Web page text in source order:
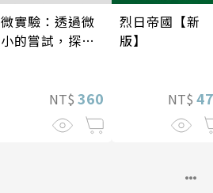
微實驗：透過微
小的嘗試，探索
NT$ 360
烈日帝國【新
版】
NT$